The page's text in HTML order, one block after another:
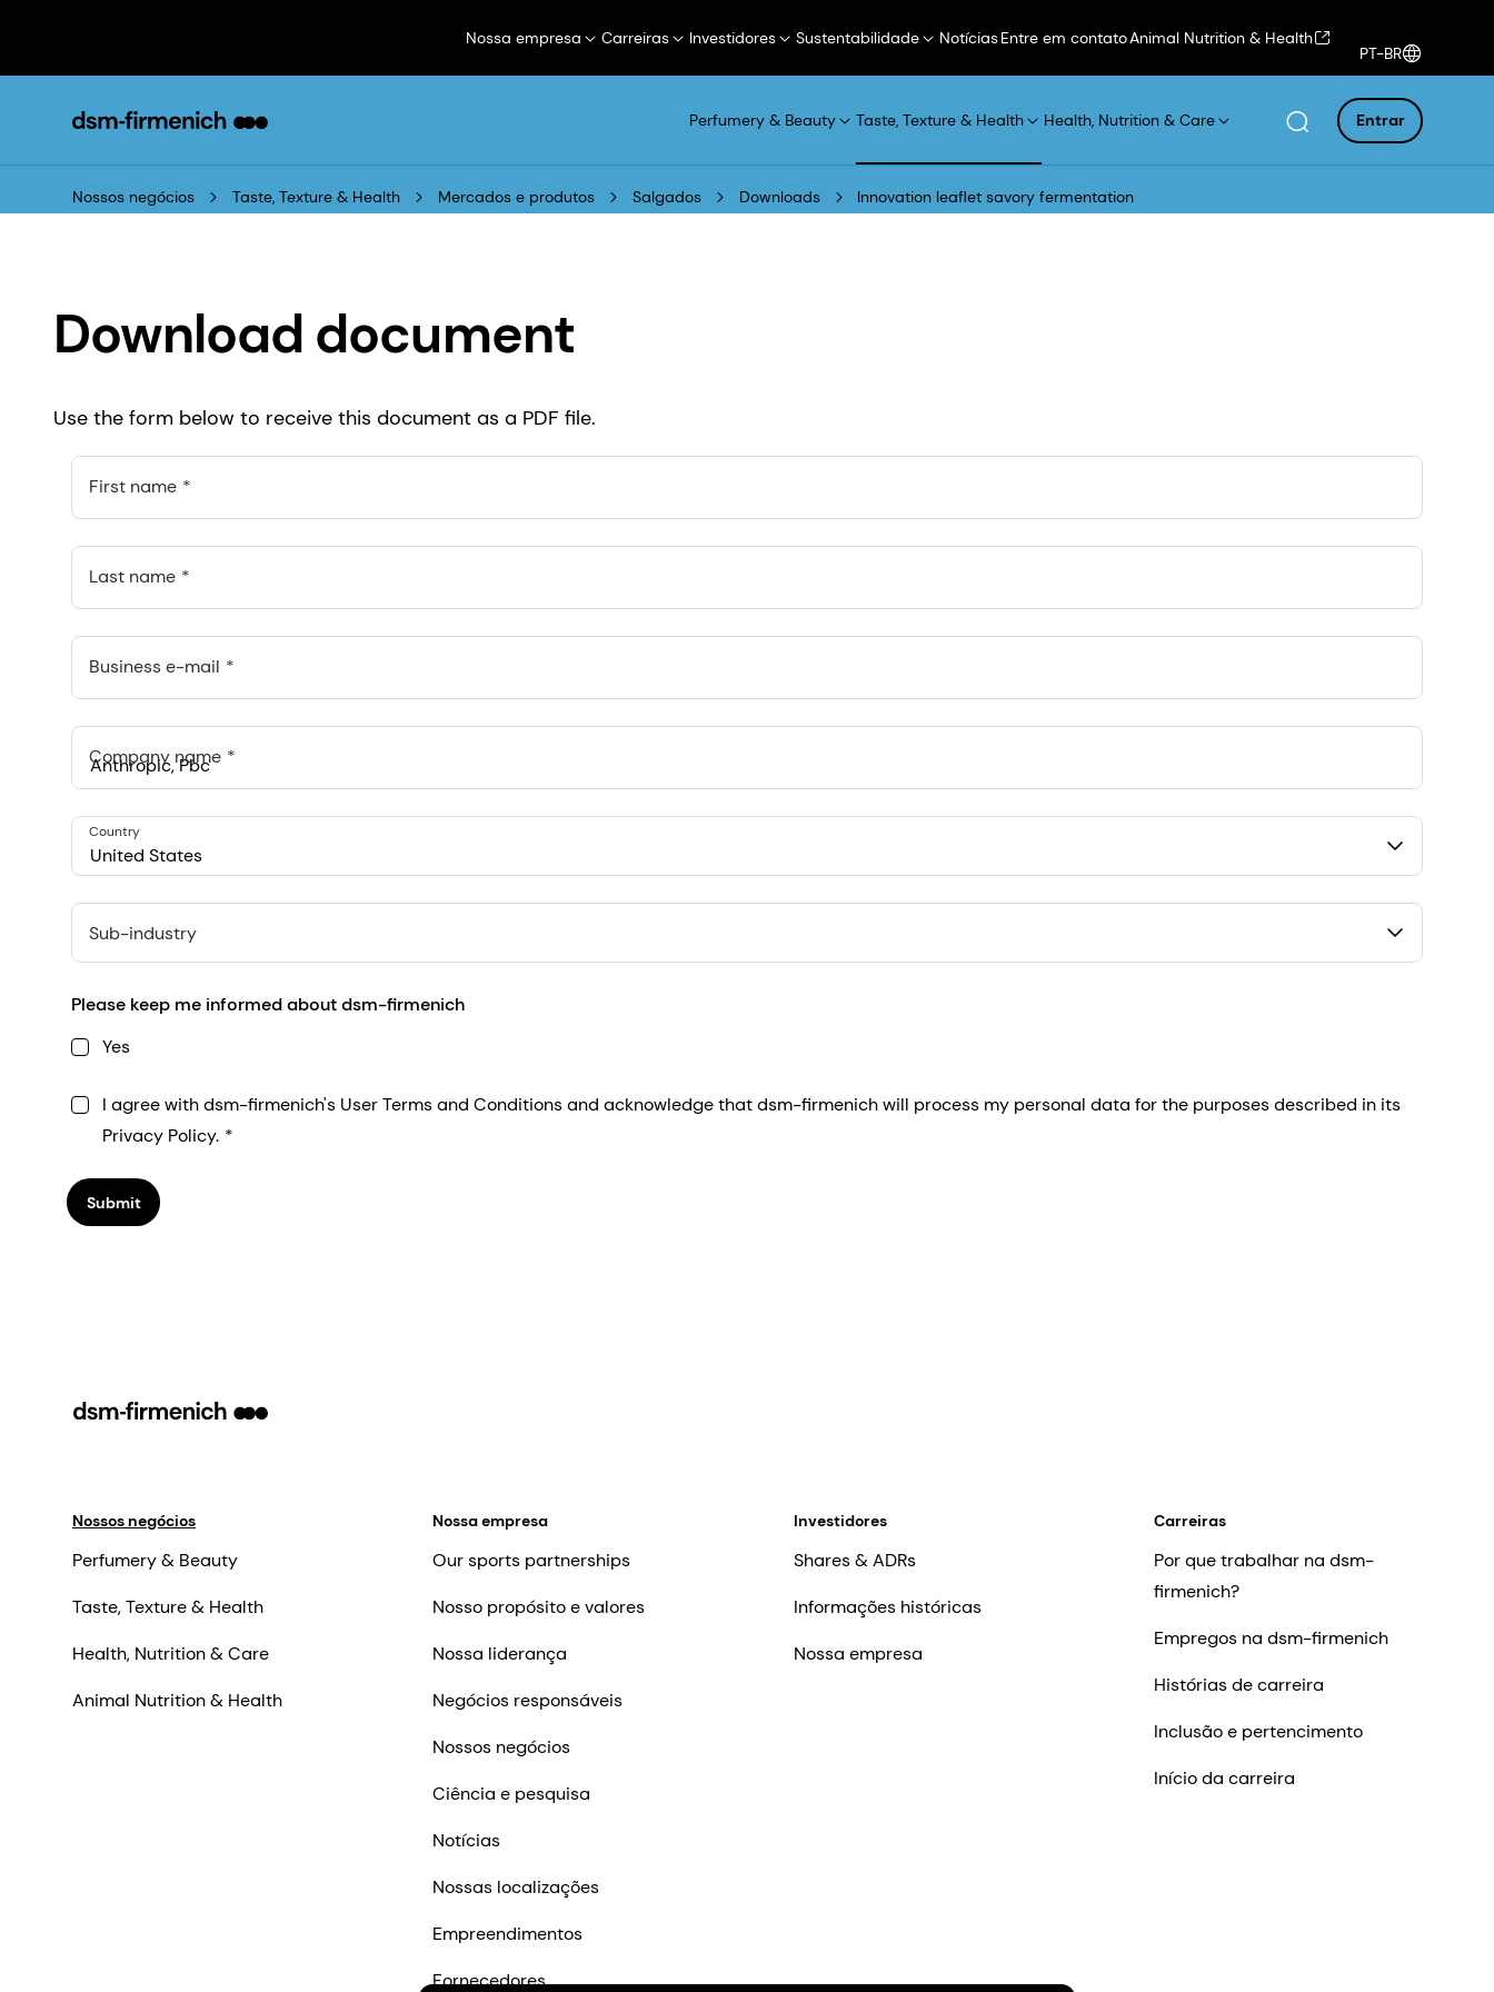
Nossa empresa Carreiras Investidores Sustentabilidade NotíciasEntre em contatoAnimal Nutrition & Health
PT-BR
Perfumery & Beauty Taste, Texture & Health Health, Nutrition & Care Entrar
Nossos negócios Taste, Texture & Health Mercados e produtos Salgados Downloads Innovation leaflet savory fermentation
Download document
Use the form below to receive this document as a PDF file.
First name
Last name
Business e-mail
Company name
Anthropic, PBC
548 Market St Pmb 90375, San Francisco, California, US
United States
Country
Sub-industry
Please keep me informed about dsm-firmenich
Yes
I agree with dsm-firmenich's User Terms and Conditions and acknowledge that dsm-firmenich will process my personal data for the purposes described in its
Privacy Policy.
Submit
Nossos negócios
Perfumery & Beauty
Taste, Texture & Health
Health, Nutrition & Care
Animal Nutrition & Health
Nossa empresa
Our sports partnerships
Nosso propósito e valores
Nossa liderança
Negócios responsáveis
Nossos negócios
Ciência e pesquisa
Notícias
Nossas localizações
Empreendimentos
Fornecedores
Investidores
Shares & ADRs
Informações históricas
Nossa empresa
Carreiras
Por que trabalhar na dsm-
firmenich?
Empregos na dsm-firmenich
Histórias de carreira
Inclusão e pertencimento
Início da carreira